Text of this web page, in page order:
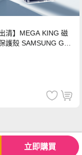
出清】MEGA KING 磁
護殼 SAMSUNG Gala
立即購買